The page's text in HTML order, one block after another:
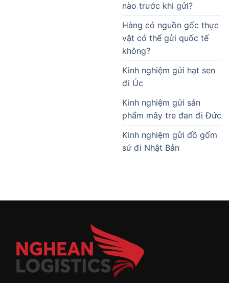
nào trước khi gửi?
Hàng có nguồn gốc thực
vật có thể gửi quốc tế
không?
Kinh nghiệm gửi hạt sen
đi Úc
Kinh nghiệm gửi sản
phẩm mây tre đan đi Đức
Kinh nghiệm gửi đồ gốm
sứ đi Nhật Bản